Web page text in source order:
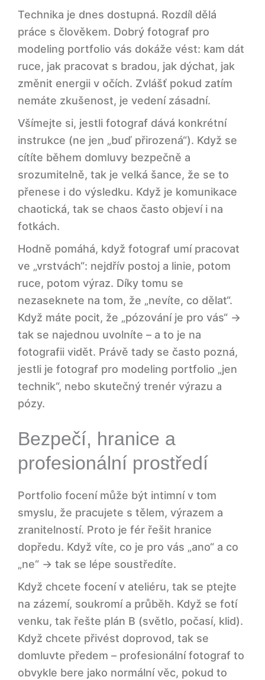
Technika je dnes dostupná. Rozdíl dělá
práce s člověkem. Dobrý fotograf pro
modeling portfolio vás dokáže vést: kam dát
ruce, jak pracovat s bradou, jak dýchat, jak
změnit energii v očích. Zvlášť pokud zatím
nemáte zkušenost, je vedení zásadní.
Všímejte si, jestli fotograf dává konkrétní
instrukce (ne jen „buď přirozená“). Když se
cítíte během domluvy bezpečně a
srozumitelně, tak je velká šance, že se to
přenese i do výsledku. Když je komunikace
chaotická, tak se chaos často objeví i na
fotkách.
Hodně pomáhá, když fotograf umí pracovat
ve „vrstvách“: nejdřív postoj a linie, potom
ruce, potom výraz. Díky tomu se
nezaseknete na tom, že „nevíte, co dělat“.
Když máte pocit, že „pózování je pro vás“ →
tak se najednou uvolníte – a to je na
fotografii vidět. Právě tady se často pozná,
jestli je fotograf pro modeling portfolio „jen
technik“, nebo skutečný trenér výrazu a
pózy.
Bezpečí, hranice a
profesionální prostředí
Portfolio focení může být intimní v tom
smyslu, že pracujete s tělem, výrazem a
zranitelností. Proto je fér řešit hranice
dopředu. Když víte, co je pro vás „ano“ a co
„ne“ → tak se lépe soustředíte.
Když chcete focení v ateliéru, tak se ptejte
na zázemí, soukromí a průběh. Když se fotí
venku, tak řešte plán B (světlo, počasí, klid).
Když chcete přivést doprovod, tak se
domluvte předem – profesionální fotograf to
obvykle bere jako normální věc, pokud to